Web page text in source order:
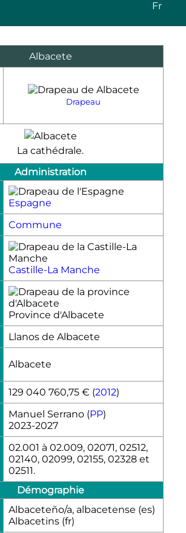
Fr
Albacete
Drapeau
La cathédrale.
Administration
Espagne
Commune
Castille-La Manche
Province d'Albacete
Llanos de Albacete
Albacete
129 040 760,75 € (2012)
Manuel Serrano (PP)
2023-2027
02.001 à 02.009, 02071, 02512,
02140, 02099, 02155, 02328 et
02511.
Démographie
Albaceteño/a, albacetense (es)
Albacetins (fr)